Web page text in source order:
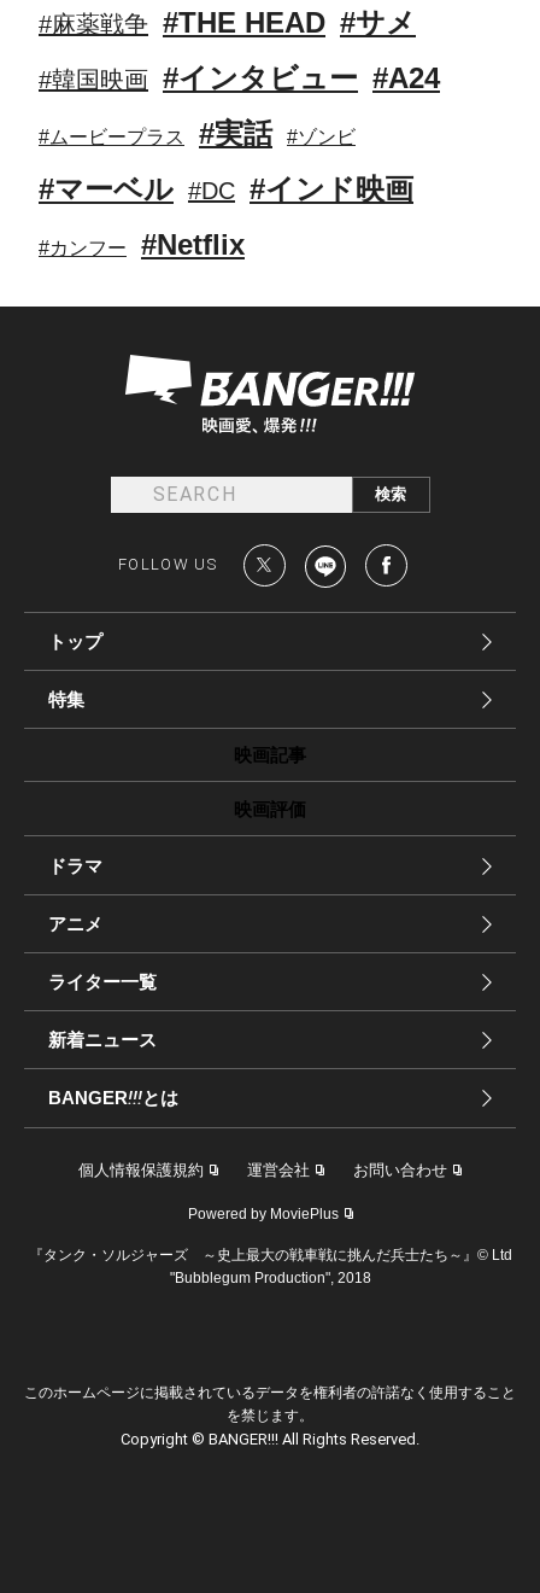
#麻薬戦争 #THE HEAD #サメ
#韓国映画 #インタビュー #A24
#ムービープラス #実話 #ゾンビ
#マーベル #DC #インド映画
#カンフー #Netflix
FOLLOW US
トップ
特集
映画記事
映画評価
ドラマ
アニメ
ライター一覧
新着ニュース
BANGER!!!とは
個人情報保護規約 運営会社 お問い合わせ
Powered by MoviePlus
『タンク・ソルジャーズ ～史上最大の戦車戦に挑んだ兵士たち～』© Ltd
"Bubblegum Production", 2018
このホームページに掲載されているデータを権利者の許諾なく使用すること
を禁じます。
Copyright © BANGER!!! All Rights Reserved.